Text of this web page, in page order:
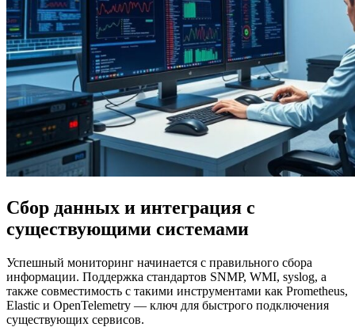
Сбор данных и интеграция с
существующими системами
Успешный мониторинг начинается с правильного сбора
информации. Поддержка стандартов SNMP, WMI, syslog, а
также совместимость с такими инструментами как Prometheus,
Elastic и OpenTelemetry — ключ для быстрого подключения
существующих сервисов.